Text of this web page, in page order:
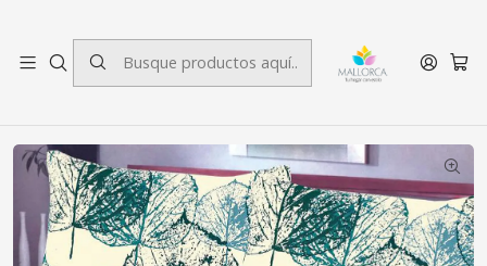
Inicio Dormitorio Sábanas 2 plazas
Juego de Sábanas 144 Hilos Plus 2 Plazas Catalina Turquesa